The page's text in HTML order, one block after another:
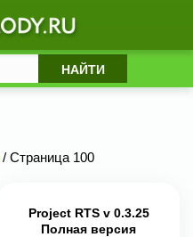
/ Страница 100
Project RTS v 0.3.25
Полная версия